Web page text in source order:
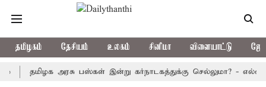
தமிழகம் தேசியம் உலகம் சினிமா விளையாட்டு
தமிழக அரசு பஸ்கள் இன்று கர்நாடகத்துக்கு செல்லுமா? - எல்லையில்